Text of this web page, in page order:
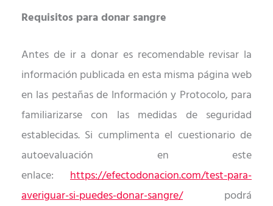
Requisitos para donar sangre
Antes de ir a donar es recomendable revisar la
información publicada en esta misma página web
en las pestañas de Información y Protocolo, para
familiarizarse con las medidas de seguridad
establecidas. Si cumplimenta el cuestionario de
autoevaluación en este
enlace: https://efectodonacion.com/test-para-
averiguar-si-puedes-donar-sangre/podrá